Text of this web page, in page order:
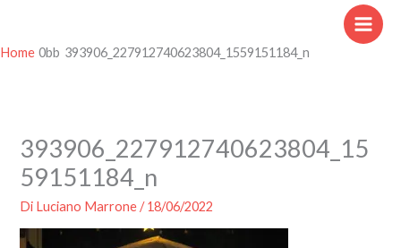
contenuto
Home 393906_227912740623804_1559151184_n
393906_227912740623804_15
59151184_n
Di Luciano Marrone/18/06/2022